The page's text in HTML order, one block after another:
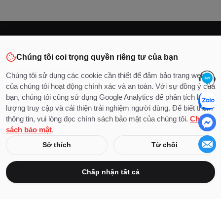
Chào mừng quý bạn đọc đến với docluat.net, cổng thông tin
pháp luật toàn diện hàng đầu tại Việt Nam. Với mục tiêu cung
cấp kiến thức pháp lý, cập nhật và dễ tiếp cận, chúng tôi cam
kết mang đến trải nghiệm tra cứu, tìm hiểu luật pháp hiệu quả
cho mọi đối tượng. Hãy cùng khám phá thế giới pháp luật
cùng docluat.net!
Bản tin
Nhận tin tức mới nhất và các bản cập nhật chọn lọc trực tiếp
Chúng tôi coi trọng quyền riêng tư của bạn
Chúng tôi sử dụng các cookie cần thiết để đảm bảo trang web
của chúng tôi hoạt động chính xác và an toàn. Với sự đồng ý của
bạn, chúng tôi cũng sử dụng Google Analytics để phân tích lưu
lượng truy cập và cải thiện trải nghiệm người dùng. Để biết thêm
thông tin, vui lòng đọc chính sách bảo mật của chúng tôi. Chính
sách bảo mật.
Sở thích Từ chối
Chấp nhận tất cả